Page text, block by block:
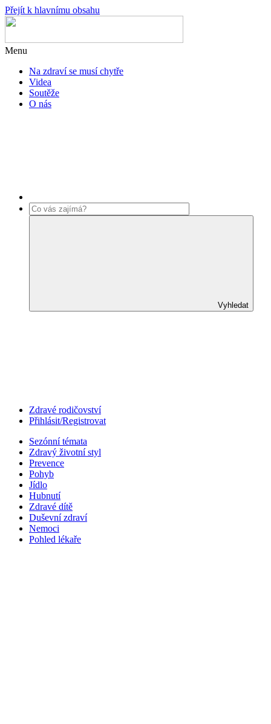
Přejít k hlavnímu obsahu
Menu
Na zdraví se musí chytře
Videa
Soutěže
O nás
Vyhledat
Zdravé rodičovství
Přihlásit/Registrovat
Sezónní témata
Zdravý životní styl
Prevence
Pohyb
Jídlo
Hubnutí
Zdravé dítě
Duševní zdraví
Nemoci
Pohled lékaře